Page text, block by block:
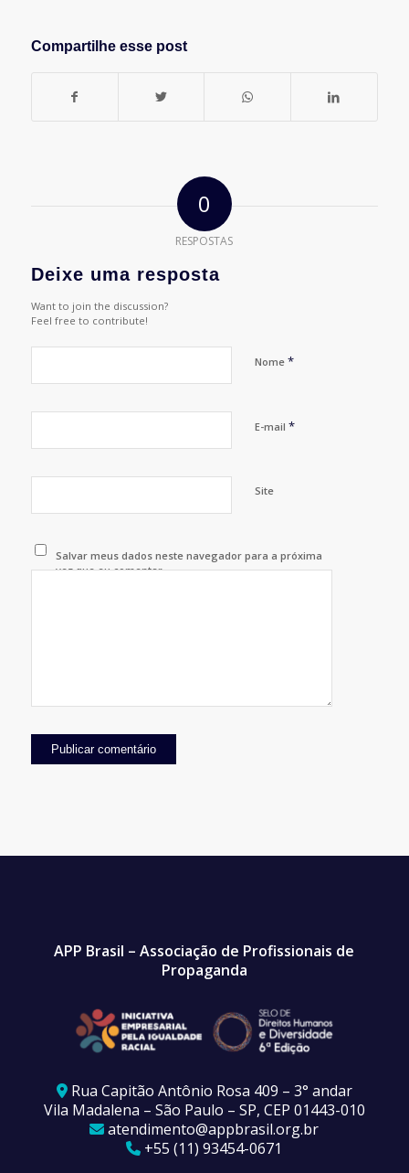
Compartilhe esse post
0
RESPOSTAS
Deixe uma resposta
Want to join the discussion?
Feel free to contribute!
Nome *
E-mail *
Site
Salvar meus dados neste navegador para a próxima
vez que eu comentar.
APP Brasil – Associação de Profissionais de
Propaganda
Rua Capitão Antônio Rosa 409 – 3° andar
Vila Madalena – São Paulo – SP, CEP 01443-010
atendimento@appbrasil.org.br
+55 (11) 93454-0671